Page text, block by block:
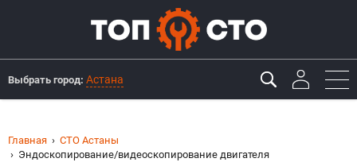
Выбрать город: Астана
Главная
СТО Астаны
Эндоскопирование/видеоскопирование двигателя